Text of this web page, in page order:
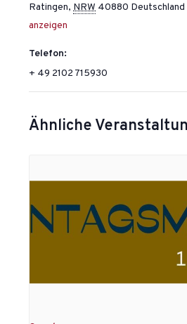
Ratingen, NRW 40880 Deutschland
anzeigen
Telefon:
+ 49 2102 715930
Ähnliche